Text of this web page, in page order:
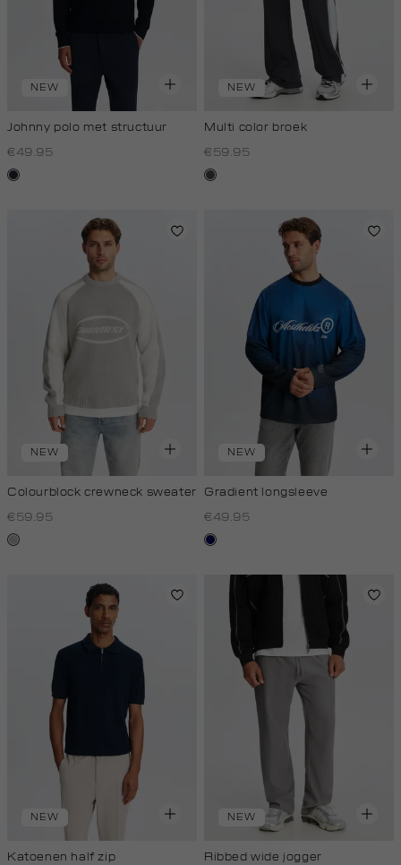
NEW
Johnny polo met structuur
€49.95
blauw,
NEW
Multi color broek
€59.95
donkergrijs
NEW
Colourblock crewneck sweater
€59.95
lichtgrijs
NEW
Gradient longsleeve
€49.95
blauw
NEW
Katoenen half zip
NEW
Ribbed wide jogger